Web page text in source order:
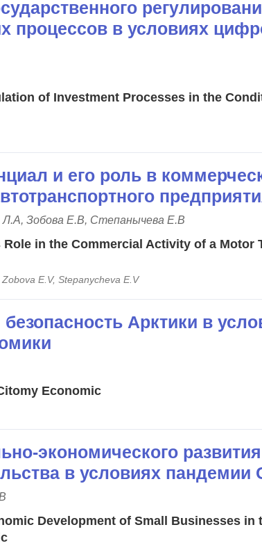
процессов в условиях
of Investment Processes in the
и его роль в
Л.А, Зобова Е.В, Степанычева Е.В
Role in the Commercial Activity of a Motor
E.V, Stepanycheva E.V
Арктики в
Economic
экономического
в условиях пандемии
Development of Small Businesses in